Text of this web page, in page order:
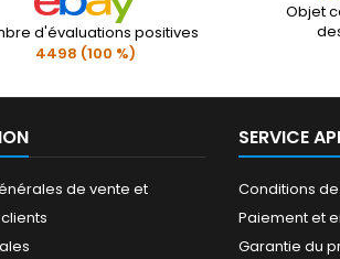
d'évaluations positives
4498 (100 %)
Objet
de vente et
SERVICE
Conditions
Paiement et
Garantie du